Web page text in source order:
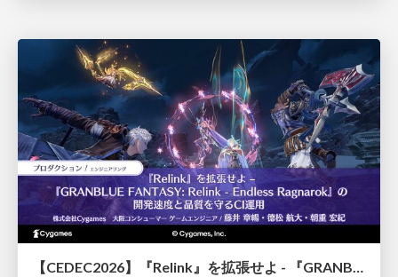
【CEDEC2026】『Relink』を拡張せよ - 『GRANBLUE FANTASY: Relink - Endless Ragnarok』の開発速度と品質を守るCI運用